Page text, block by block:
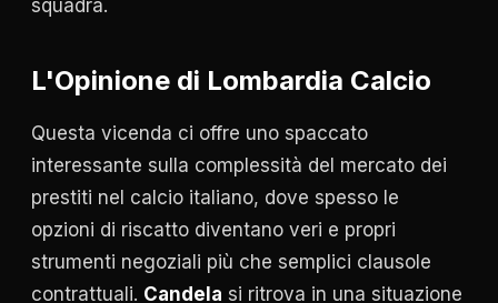
squadra.
L'Opinione di Lombardia Calcio
Questa vicenda ci offre uno spaccato
interessante sulla complessità del mercato dei
prestiti nel calcio italiano, dove spesso le
opzioni di riscatto diventano veri e propri
strumenti negoziali più che semplici clausole
contrattuali. Candela si ritrova in una situazione